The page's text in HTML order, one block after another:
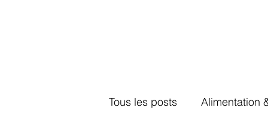
Tous les posts Alimentation